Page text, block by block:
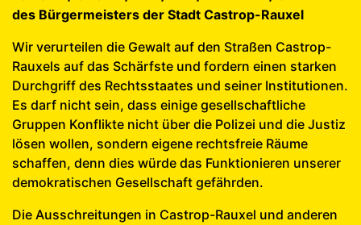
des Bürgermeisters der Stadt Castrop-Rauxel
Wir verurteilen die Gewalt auf den Straßen Castrop-
Rauxels auf das Schärfste und fordern einen starken
Durchgriff des Rechtsstaates und seiner Institutionen.
Es darf nicht sein, dass einige gesellschaftliche
Gruppen Konflikte nicht über die Polizei und die Justiz
lösen wollen, sondern eigene rechtsfreie Räume
schaffen, denn dies würde das Funktionieren unserer
demokratischen Gesellschaft gefährden.
Die Ausschreitungen in Castrop-Rauxel und anderen